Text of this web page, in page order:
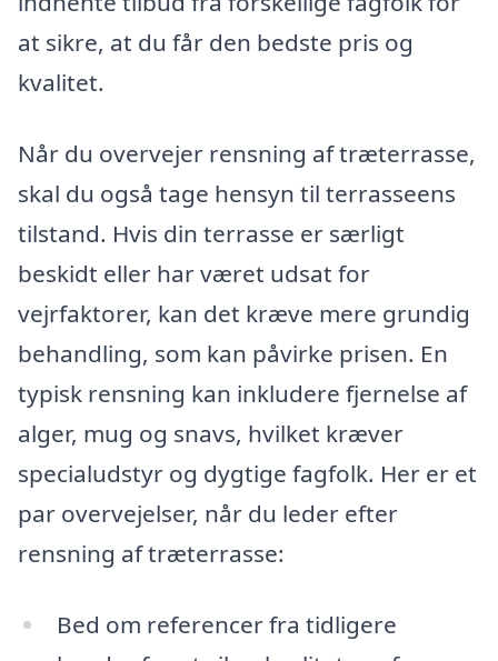
at sikre, at du får den bedste pris og
kvalitet.
Når du overvejer rensning af træterrasse,
skal du også tage hensyn til terrasseens
tilstand. Hvis din terrasse er særligt
beskidt eller har været udsat for
vejrfaktorer, kan det kræve mere grundig
behandling, som kan påvirke prisen. En
typisk rensning kan inkludere fjernelse af
alger, mug og snavs, hvilket kræver
specialudstyr og dygtige fagfolk. Her er et
par overvejelser, når du leder efter
rensning af træterrasse:
Bed om referencer fra tidligere